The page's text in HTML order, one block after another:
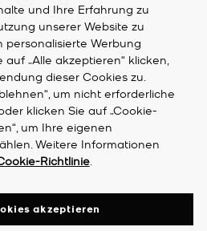
und Ihre Erfahrung zu
unserer Website zu
Werbung
„Alle akzeptieren“ klicken,
dieser Cookies zu.
um nicht erforderliche
klicken Sie auf „Cookie-
um Ihre eigenen
Weitere Informationen
Richtlinie.
akzeptieren